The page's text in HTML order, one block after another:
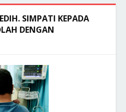
SIMPATI KEPADA
DENGAN